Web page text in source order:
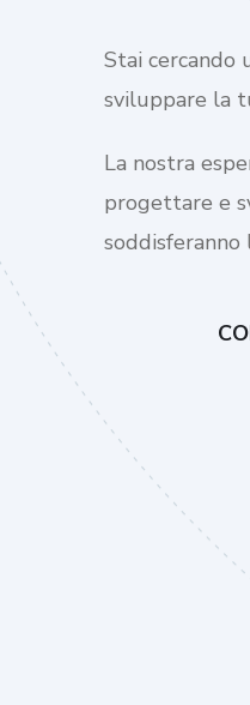
Stai cercando
sviluppare la
La nostra
progettare e